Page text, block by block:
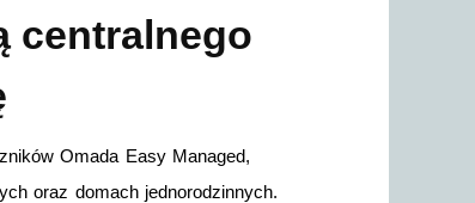
centralnego
Omada Easy Managed,
oraz domach jednorodzinnych.